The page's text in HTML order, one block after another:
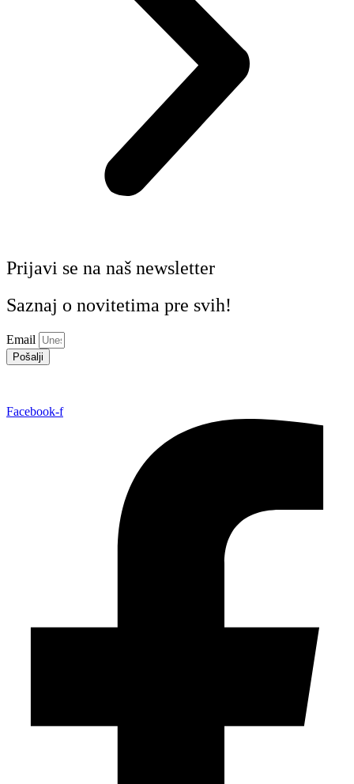
Prijavi se na naš newsletter
Saznaj o novitetima pre svih!
Email
Pošalji
Facebook-f